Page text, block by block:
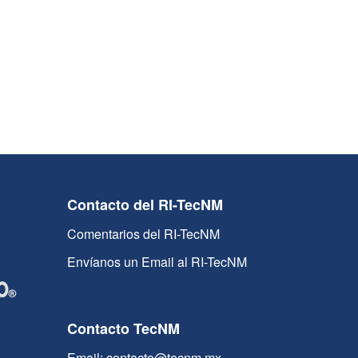
Contacto del RI-TecNM
Comentarios del RI-TecNM
Envíanos un Email al RI-TecNM
Contacto TecNM